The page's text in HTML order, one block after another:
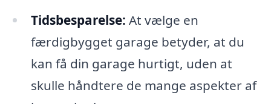
Tidsbesparelse: At vælge en
færdigbygget garage betyder, at du
kan få din garage hurtigt, uden at
skulle håndtere de mange aspekter af